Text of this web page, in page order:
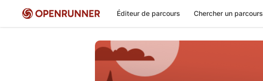
Éditeur de parcours Chercher un parcours